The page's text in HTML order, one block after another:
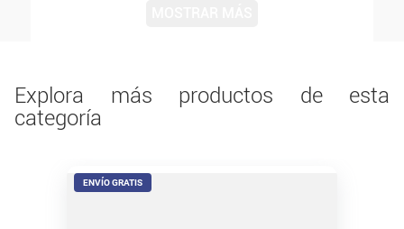
compatibilidad con el resto del equipo.
Explora más productos de esta
categoría
ENVÍO GRATIS